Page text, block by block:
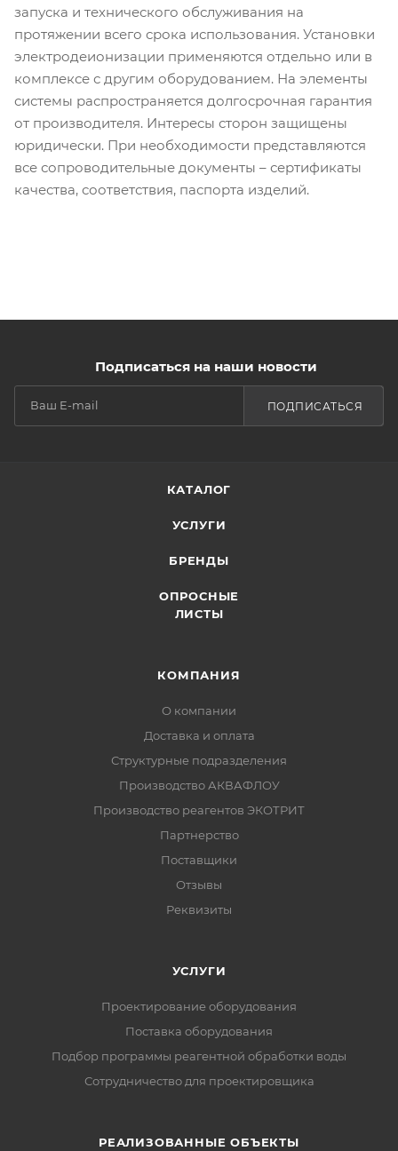
запуска и технического обслуживания на
протяжении всего срока использования. Установки
электродеионизации применяются отдельно или в
комплексе с другим оборудованием. На элементы
системы распространяется долгосрочная гарантия
от производителя. Интересы сторон защищены
юридически. При необходимости представляются
все сопроводительные документы – сертификаты
качества, соответствия, паспорта изделий.
Подписаться на наши новости
ПОДПИСАТЬСЯ
КАТАЛОГ
УСЛУГИ
БРЕНДЫ
ОПРОСНЫЕ
ЛИСТЫ
КОМПАНИЯ
О компании
Доставка и оплата
Структурные подразделения
Производство АКВАФЛОУ
Производство реагентов ЭКОТРИТ
Партнерство
Поставщики
Отзывы
Реквизиты
УСЛУГИ
Проектирование оборудования
Поставка оборудования
Подбор программы реагентной обработки воды
Сотрудничество для проектировщика
РЕАЛИЗОВАННЫЕ ОБЪЕКТЫ